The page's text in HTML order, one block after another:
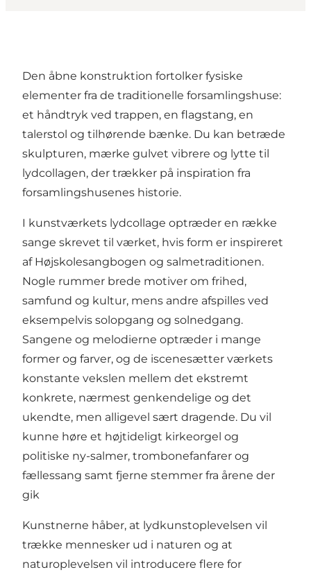
Den åbne konstruktion fortolker fysiske
elementer fra de traditionelle forsamlingshuse:
et håndtryk ved trappen, en flagstang, en
talerstol og tilhørende bænke. Du kan betræde
skulpturen, mærke gulvet vibrere og lytte til
lydcollagen, der trækker på inspiration fra
forsamlingshusenes historie.
I kunstværkets lydcollage optræder en række
sange skrevet til værket, hvis form er inspireret
af Højskolesangbogen og salmetraditionen.
Nogle rummer brede motiver om frihed,
samfund og kultur, mens andre afspilles ved
eksempelvis solopgang og solnedgang.
Sangene og melodierne optræder i mange
former og farver, og de iscenesætter værkets
konstante vekslen mellem det ekstremt
konkrete, nærmest genkendelige og det
ukendte, men alligevel sært dragende. Du vil
kunne høre et højtideligt kirkeorgel og
politiske ny-salmer, trombonefanfarer og
fællessang samt fjerne stemmer fra årene der
gik
Kunstnerne håber, at lydkunstoplevelsen vil
trække mennesker ud i naturen og at
naturoplevelsen vil introducere flere for